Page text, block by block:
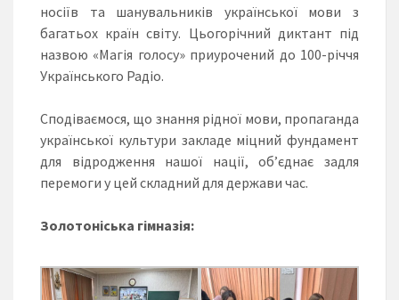
носіїв та шанувальників української мови з
багатьох країн світу. Цьогорічний диктант під
назвою «Магія голосу» приурочений до 100-річчя
Українського Радіо.
Сподіваємося, що знання рідної мови, пропаганда
української культури закладе міцний фундамент
для відродження нашої нації, об’єднає задля
перемоги у цей складний для держави час.
Золотоніська гімназія: